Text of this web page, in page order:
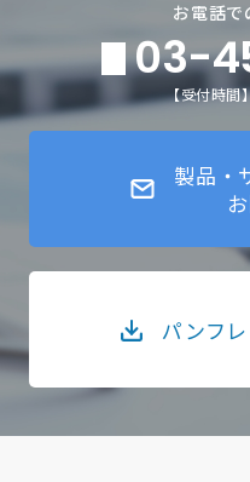
お電話で
03-
【受付時間
製品・
パンフ